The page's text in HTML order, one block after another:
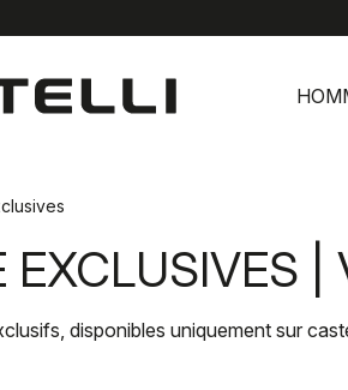
EXCLUSIVES
disponibles uniquement sur